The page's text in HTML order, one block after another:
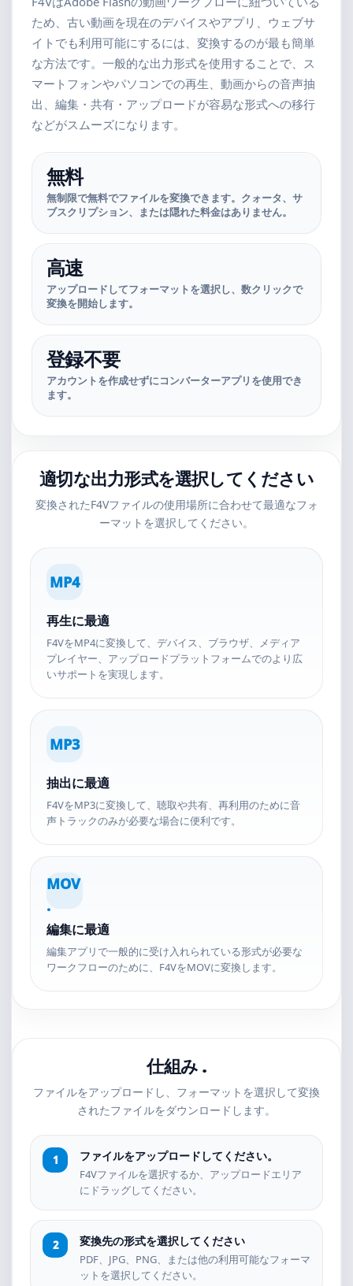
ため、古い動画を現在のデバイスやアプリ、ウェブサ
イトでも利用可能にするには、変換するのが最も簡単
な方法です。一般的な出力形式を使用することで、ス
マートフォンやパソコンでの再生、動画からの音声抽
出、編集・共有・アップロードが容易な形式への移行
などがスムーズになります。
無料
無制限で無料でファイルを変換できます。クォータ、サ
ブスクリプション、または隠れた料金はありません。
高速
アップロードしてフォーマットを選択し、数クリックで
変換を開始します。
登録不要
アカウントを作成せずにコンバーターアプリを使用でき
ます。
適切な出力形式を選択してください
変換されたF4Vファイルの使用場所に合わせて最適なフォ
ーマットを選択してください。
MP4
再生に最適
F4VをMP4に変換して、デバイス、ブラウザ、メディア
プレイヤー、アップロードプラットフォームでのより広
いサポートを実現します。
MP3
抽出に最適
F4VをMP3に変換して、聴取や共有、再利用のために音
声トラックのみが必要な場合に便利です。
MOV
.
編集に最適
編集アプリで一般的に受け入れられている形式が必要な
ワークフローのために、F4VをMOVに変換します。
仕組み .
ファイルをアップロードし、フォーマットを選択して変換
されたファイルをダウンロードします。
ファイルをアップロードしてください。
F4Vファイルを選択するか、アップロードエリア
にドラッグしてください。
変換先の形式を選択してください
PDF、JPG、PNG、または他の利用可能なフォーマ
ットを選択してください。